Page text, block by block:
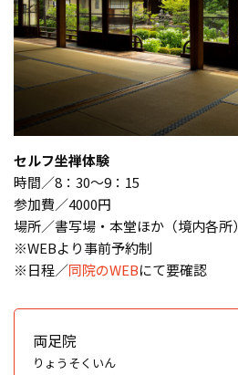
セルフ坐禅体験
時間／8：30〜9：15
参加費／4000円
場所／書写場・本堂ほか（境内各所）
※WEBより事前予約制
※日程／同院のWEBにて要確認
両足院
りょうそくいん